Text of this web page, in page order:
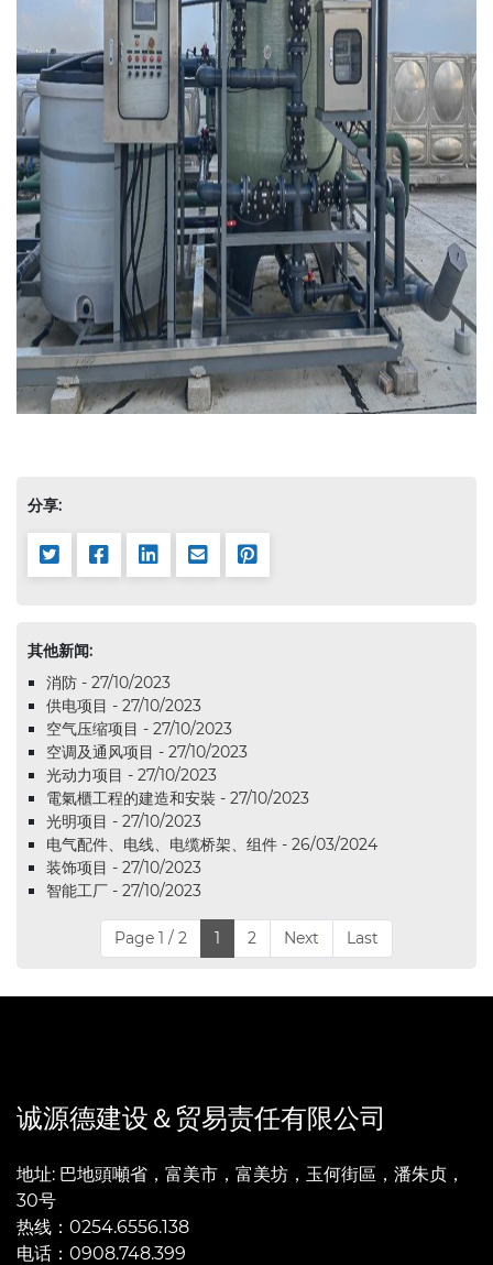
分享:
其他新闻:
消防 - 27/10/2023
供电项目 - 27/10/2023
空气压缩项目 - 27/10/2023
空调及通风项目 - 27/10/2023
光动力项目 - 27/10/2023
電氣櫃工程的建造和安裝 - 27/10/2023
光明项目 - 27/10/2023
电气配件、电线、电缆桥架、组件 - 26/03/2024
装饰项目 - 27/10/2023
智能工厂 - 27/10/2023
Page 1 / 2 1 2 Next Last
诚源德建设＆贸易责任有限公司
地址: 巴地頭噸省，富美市，富美坊，玉何街區，潘朱贞，
30号
热线：0254.6556.138
电话：0908.748.399